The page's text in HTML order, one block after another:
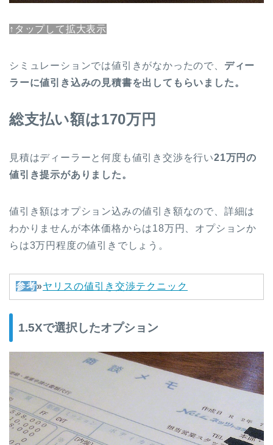
↑タップして拡大表示
シミュレーションでは値引きがなかったので、 ディー
ラーに値引き込みの見積書を出してもらいました。
総支払い額は170万円
見積はディーラーと何度も値引き交渉を行い21万円の
値引き提示がありました。
値引き額はオプション込みの値引き額なので、詳細は
わかりませんが本体価格からは18万円、オプションか
らは3万円程度の値引きでしょう。
参考»ヤリスの値引き交渉テクニック
1.5Xで選択したオプション